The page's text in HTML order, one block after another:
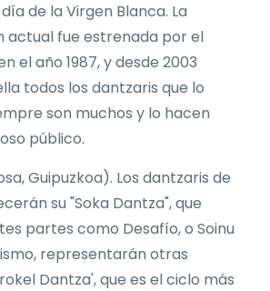
de la Virgen Blanca. La
actual fue estrenada por el
el año 1987, y desde 2003
todos los dantzaris que lo
son muchos y lo hacen
público.
Guipuzkoa). Los dantzaris de
su "Soka Dantza", que
partes como Desafío, o Soinu
representarán otras
Dantza', que es el ciclo más